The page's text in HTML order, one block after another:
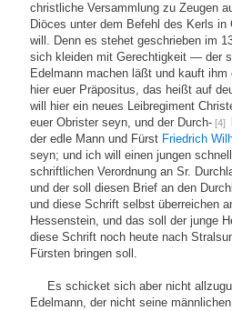
christliche Versammlung zu Zeugen
Diöces unter dem Befehl des Kerls
will. Denn es stehet geschrieben im
sich kleiden mit Gerechtigkeit — der
Edelmann machen läßt und kauft
hier euer Präpositus, das heißt auf
will hier ein neues Leibregiment
euer Obrister seyn, und der Durch- [4]
der edle Mann und Fürst Friedrich
seyn; und ich will einen jungen
schriftlichen Verordnung an Sr.
und der soll diesen Brief an den
und diese Schrift selbst überreichen
Hessenstein, und das soll der junge
diese Schrift noch heute nach
Fürsten bringen soll.
Es schicket sich aber nicht
Edelmann, der nicht seine